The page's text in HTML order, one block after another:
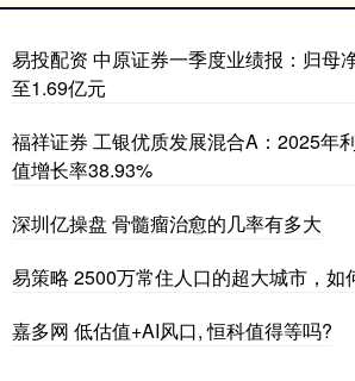
易投配资 中原证券一季度业绩报：归母
至1.69亿元
福祥证券 工银优质发展混合A：2025年
值增长率38.93%
深圳亿操盘 骨髓瘤治愈的几率有多大
易策略 2500万常住人口的超大城市，如
嘉多网 低估值+AI风口, 恒科值得等吗?